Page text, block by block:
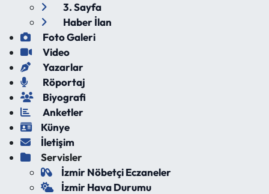
3. Sayfa
Haber İlan
Foto Galeri
Video
Yazarlar
Röportaj
Biyografi
Anketler
Künye
İletişim
Servisler
İzmir Nöbetçi Eczaneler
İzmir Hava Durumu